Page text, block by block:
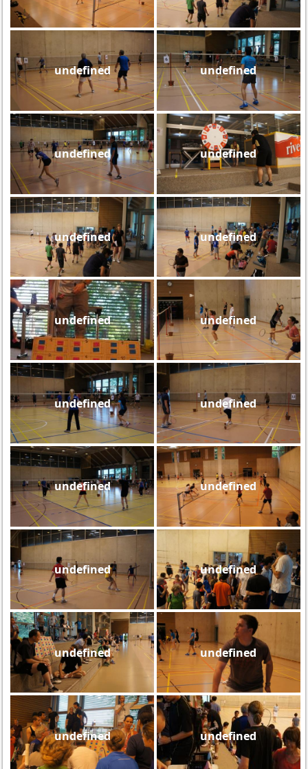
undefined undefined
undefined undefined
undefined undefined
undefined undefined
undefined undefined
undefined undefined
undefined undefined
undefined undefined
undefined undefined